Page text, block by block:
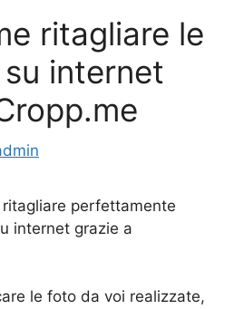
ritagliare le
internet
le foto da voi realizzate,